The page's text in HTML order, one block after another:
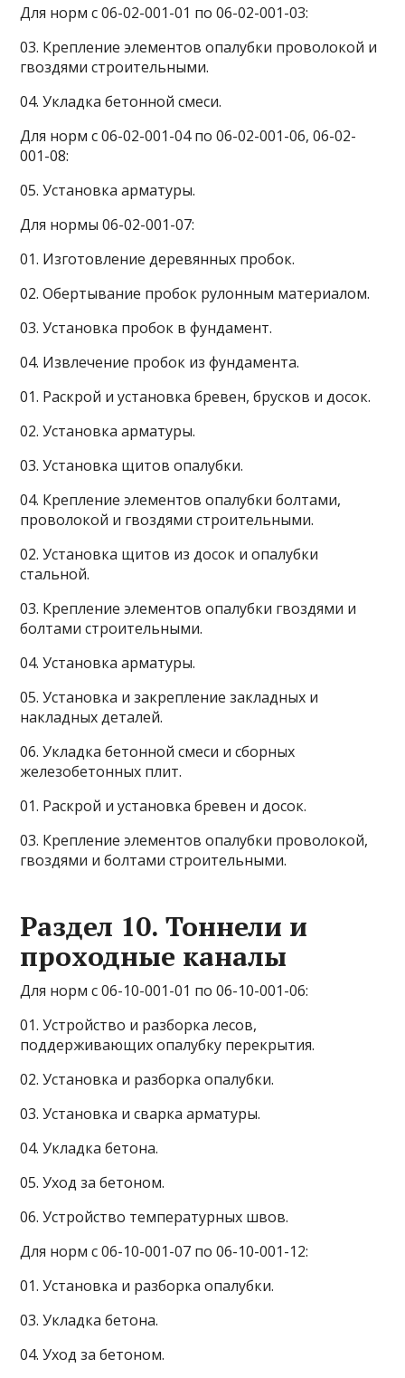
Для норм с 06-02-001-01 по 06-02-001-03:
03. Крепление элементов опалубки проволокой и
гвоздями строительными.
04. Укладка бетонной смеси.
Для норм с 06-02-001-04 по 06-02-001-06, 06-02-
001-08:
05. Установка арматуры.
Для нормы 06-02-001-07:
01. Изготовление деревянных пробок.
02. Обертывание пробок рулонным материалом.
03. Установка пробок в фундамент.
04. Извлечение пробок из фундамента.
01. Раскрой и установка бревен, брусков и досок.
02. Установка арматуры.
03. Установка щитов опалубки.
04. Крепление элементов опалубки болтами,
проволокой и гвоздями строительными.
02. Установка щитов из досок и опалубки
стальной.
03. Крепление элементов опалубки гвоздями и
болтами строительными.
04. Установка арматуры.
05. Установка и закрепление закладных и
накладных деталей.
06. Укладка бетонной смеси и сборных
железобетонных плит.
01. Раскрой и установка бревен и досок.
03. Крепление элементов опалубки проволокой,
гвоздями и болтами строительными.
Раздел 10. Тоннели и
проходные каналы
Для норм с 06-10-001-01 по 06-10-001-06:
01. Устройство и разборка лесов,
поддерживающих опалубку перекрытия.
02. Установка и разборка опалубки.
03. Установка и сварка арматуры.
04. Укладка бетона.
05. Уход за бетоном.
06. Устройство температурных швов.
Для норм с 06-10-001-07 по 06-10-001-12:
01. Установка и разборка опалубки.
03. Укладка бетона.
04. Уход за бетоном.